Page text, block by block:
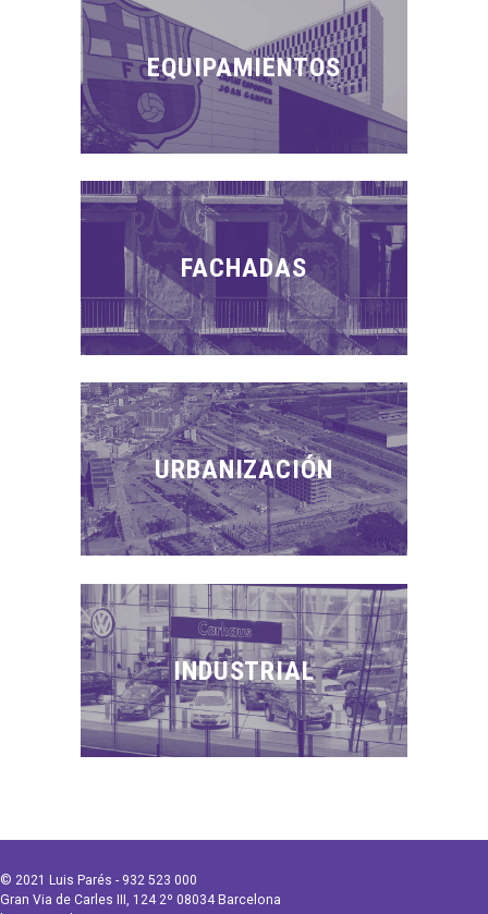
EQUIPAMIENTOS
FACHADAS
URBANIZACIÓN
INDUSTRIAL
© 2021 Luis Parés - 932 523 000
Gran Via de Carles III, 124 2º 08034 Barcelona